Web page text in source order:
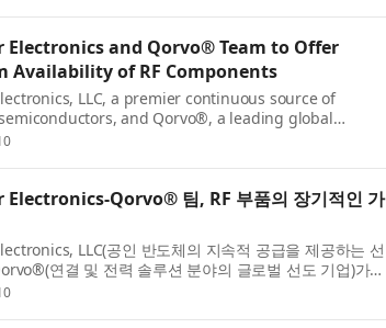
Electronics and Qorvo® Team to Offer
Availability of RF Components
LLC, a premier continuous source of
and Qorvo®, a leading global
and power solutions, today announced
Electronics-Qorvo® 팀, RF 부품의 장기적인 가
LLC(공인 반도체의 지속적 공급을 제공하는 선
연결 및 전력 솔루션 분야의 글로벌 선도 기업)가
약을 체결했음을 발표했다. 이번 협력은 전 세계 고객